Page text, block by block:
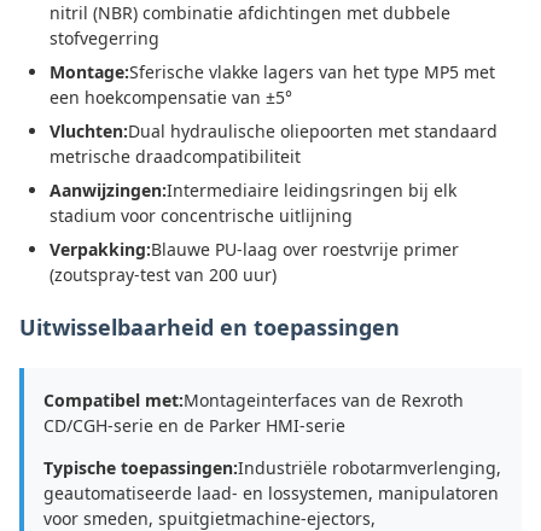
nitril (NBR) combinatie afdichtingen met dubbele
stofvegerring
Montage:Sferische vlakke lagers van het type MP5 met
een hoekcompensatie van ±5°
Vluchten:Dual hydraulische oliepoorten met standaard
metrische draadcompatibiliteit
Aanwijzingen:Intermediaire leidingsringen bij elk
stadium voor concentrische uitlijning
Verpakking:Blauwe PU-laag over roestvrije primer
(zoutspray-test van 200 uur)
Uitwisselbaarheid en toepassingen
Compatibel met:Montageinterfaces van de Rexroth
CD/CGH-serie en de Parker HMI-serie
Typische toepassingen:Industriële robotarmverlenging,
geautomatiseerde laad- en lossystemen, manipulatoren
voor smeden, spuitgietmachine-ejectors,